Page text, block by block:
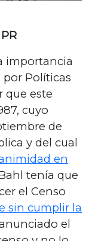
importancia
Políticas
que este
cuyo
de
y del cual
en
tenía que
el Censo
sin cumplir la
el